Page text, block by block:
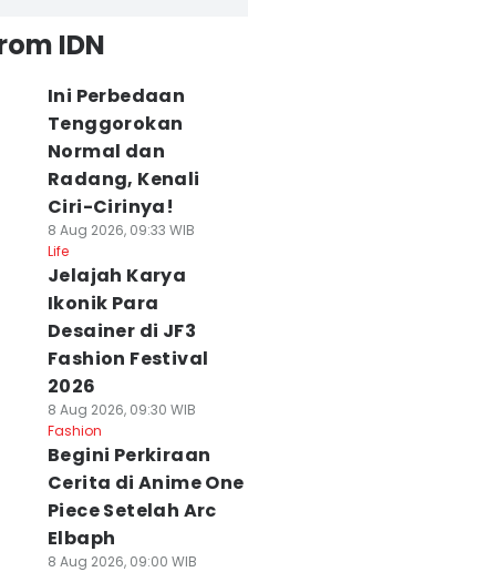
IDN
Ini Perbedaan
Tenggorokan
Normal dan
Radang, Kenali
Ciri-Cirinya!
8 Aug 2026, 09:33 WIB
Life
Jelajah Karya
Ikonik Para
Desainer di JF3
Fashion Festival
2026
8 Aug 2026, 09:30 WIB
Fashion
Begini Perkiraan
Cerita di Anime One
Piece Setelah Arc
Elbaph
8 Aug 2026, 09:00 WIB